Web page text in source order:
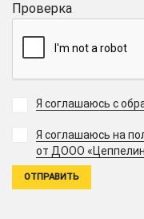
Проверка
Я соглашаюсь с
Я соглашаюсь на
от ДООО